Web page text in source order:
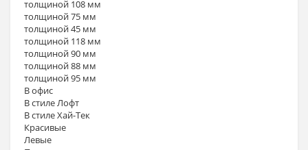
толщиной 108 мм
толщиной 75 мм
толщиной 45 мм
толщиной 118 мм
толщиной 90 мм
толщиной 88 мм
толщиной 95 мм
В офис
В стиле Лофт
В стиле Хай-Тек
Красивые
Левые